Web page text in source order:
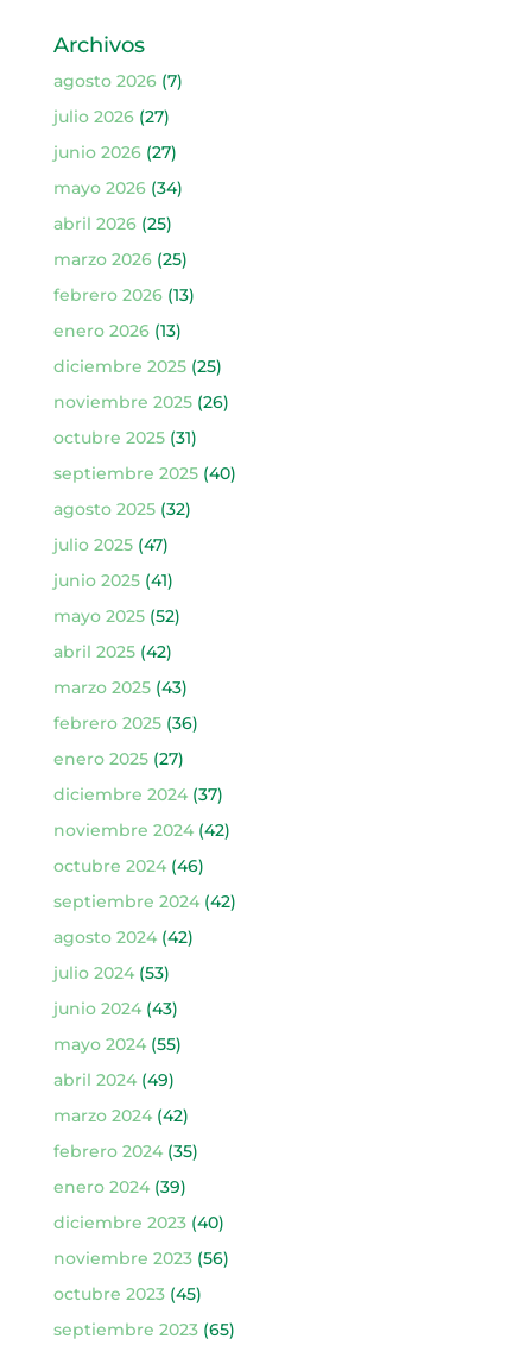
Archivos
agosto 2026(7)
julio 2026(27)
junio 2026(27)
mayo 2026(34)
abril 2026(25)
marzo 2026(25)
febrero 2026(13)
enero 2026(13)
diciembre 2025(25)
noviembre 2025(26)
octubre 2025(31)
septiembre 2025(40)
agosto 2025(32)
julio 2025(47)
junio 2025(41)
mayo 2025(52)
abril 2025(42)
marzo 2025(43)
febrero 2025(36)
enero 2025(27)
diciembre 2024(37)
noviembre 2024(42)
octubre 2024(46)
septiembre 2024(42)
agosto 2024(42)
julio 2024(53)
junio 2024(43)
mayo 2024(55)
abril 2024(49)
marzo 2024(42)
febrero 2024(35)
enero 2024(39)
diciembre 2023(40)
noviembre 2023(56)
octubre 2023(45)
septiembre 2023(65)